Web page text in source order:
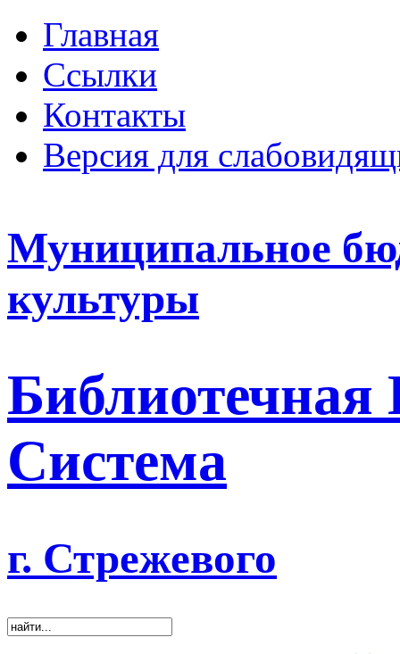
Главная
Ссылки
Контакты
Версия для
Муниципальное
культуры
Система
г. Стрежевого